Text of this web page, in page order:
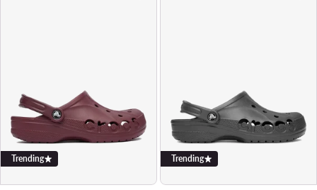
Trending Trending